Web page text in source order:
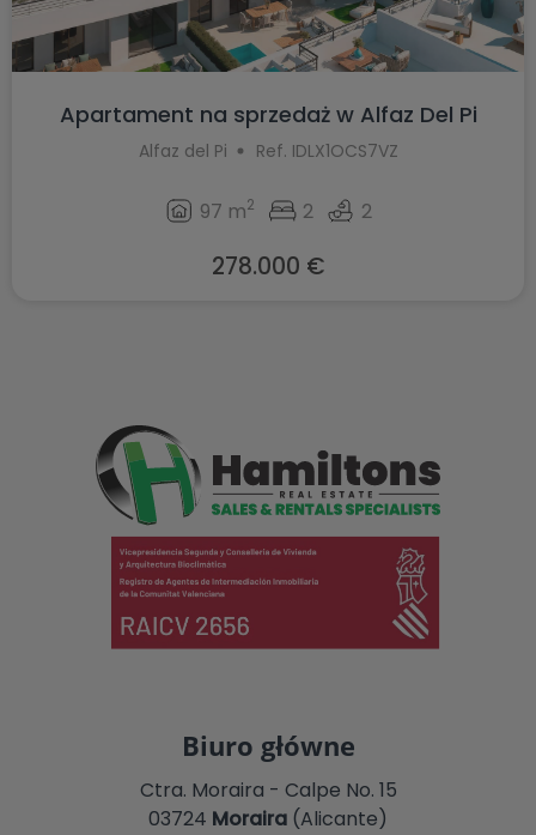
Apartament na sprzedaż w Alfaz Del Pi
Alfaz del Pi Ref. IDLX1OCS7VZ
97 m2 2 2
278.000 €
Biuro główne
Ctra. Moraira - Calpe No. 15
03724 Moraira (Alicante)